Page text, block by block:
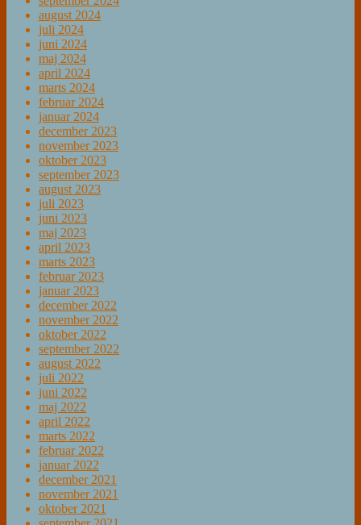
august 2024
juli 2024
juni 2024
maj 2024
april 2024
marts 2024
februar 2024
januar 2024
december 2023
november 2023
oktober 2023
september 2023
august 2023
juli 2023
juni 2023
maj 2023
april 2023
marts 2023
februar 2023
januar 2023
december 2022
november 2022
oktober 2022
september 2022
august 2022
juli 2022
juni 2022
maj 2022
april 2022
marts 2022
februar 2022
januar 2022
december 2021
november 2021
oktober 2021